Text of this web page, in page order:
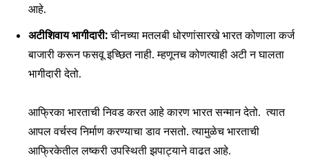
आहे.
अटीशिवाय भागीदारी:चीनच्या मतलबी धोरणांसारखे भारत कोणाला कर्ज
बाजारी करून फसवू इच्छित नाही. म्हणूनच कोणत्याही अटी न घालता
भागीदारी देतो.
आफ्रिका भारताची निवड करत आहे कारण भारत सन्मान देतो. त्यात
आपल वर्चस्व निर्माण करण्याचा डाव नसतो. त्यामुळेच भारताची
आफ्रिकेतील लष्करी उपस्थिती झपाट्याने वाढत आहे.